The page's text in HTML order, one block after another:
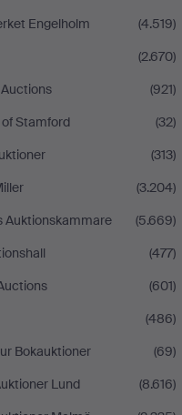
Engelholm
(4.519)
(2.670)
(921)
Stamford
(32)
(313)
(3.204)
Auktionskammare
(5.669)
(477)
(601)
(486)
Bokauktioner
(69)
Lund
(8.616)